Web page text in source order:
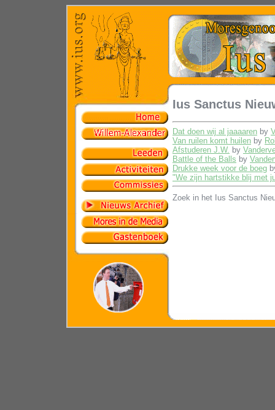
Ius Sanctus
Dat doen wij al jaaaaren by
Van ruilen komt huilen by
Afstuderen J.W. by
Battle of the Balls by
Drukke week voor de boeg
"We zijn hartstikke blij met
Zoek in het Ius Sanctus